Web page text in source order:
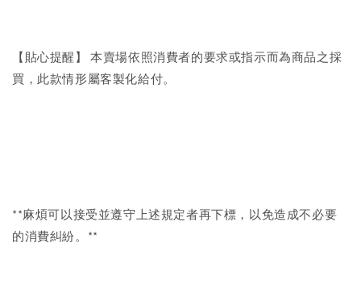
【貼心提醒】 本賣場依照消費者的要求或指示而為商品之採
買，此款情形屬客製化給付。
**麻煩可以接受並遵守上述規定者再下標，以免造成不必要
的消費糾紛。**